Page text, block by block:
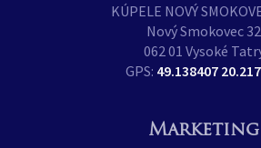
KÚPELE NOVÝ
Nový Smokovec 32
062 01 Vysoké
GPS: 49.138407
Marketing